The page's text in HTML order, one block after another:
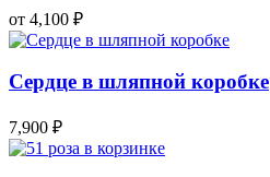
от 4,100 ₽
Сердце в шляпной коробке
7,900 ₽